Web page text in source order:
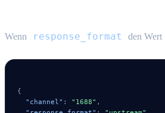
Wenn response_format den Wert
{
"channel" : "1688" ,